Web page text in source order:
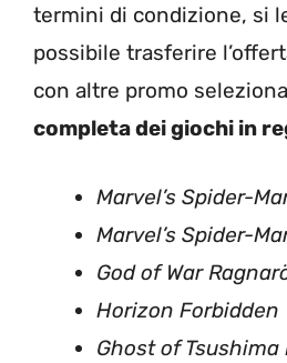
termini di condizione, si
possibile trasferire
con altre promo
completa dei giochi in
Marvel’s Spider-
Marvel’s Spider-
God of War
Horizon Forbidden
Ghost of Tsushima